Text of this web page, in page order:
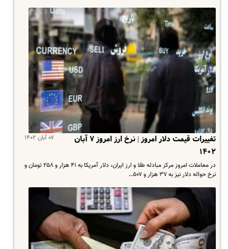
۰۷ آبان ۱۴۰۲
تغییرات قیمت دلار امروز | نرخ ارز امروز ۷ آبان
۱۴۰۲
در معاملات امروز مرکز مبادله طلا و ارز ایران، دلار آمریکا به ۴۱ هزار و ۲۵۸ تومان و
نرخ حواله دلار نیز به ۳۷ هزار و ۵۰۷…